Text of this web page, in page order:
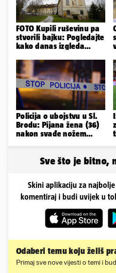
FOTO Kupili ruševinu pa
stvorili bajku: Pogledajte
kako danas izgleda
Policija o ubojstvu u Sl.
Brodu: Pijana žena (36)
nakon svađe nožem
Sve što je bitno,
Skini aplikaciju za
komentiraj i budi uvijek u
Odaberi temu koju želiš
Primaj sve nove vijesti o temi i